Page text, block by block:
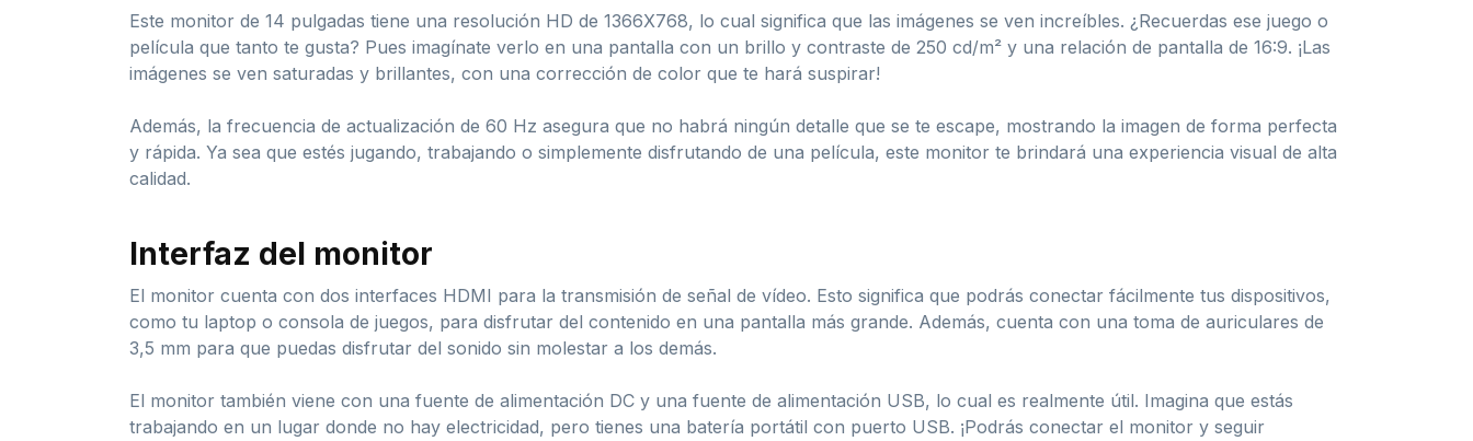
Este monitor de 14 pulgadas tiene una resolución HD de 1366X768, lo cual significa que las imágenes se ven increíbles. ¿Recuerdas ese juego o
película que tanto te gusta? Pues imagínate verlo en una pantalla con un brillo y contraste de 250 cd/m² y una relación de pantalla de 16:9. ¡Las
imágenes se ven saturadas y brillantes, con una corrección de color que te hará suspirar!
Además, la frecuencia de actualización de 60 Hz asegura que no habrá ningún detalle que se te escape, mostrando la imagen de forma perfecta
y rápida. Ya sea que estés jugando, trabajando o simplemente disfrutando de una película, este monitor te brindará una experiencia visual de alta
calidad.
Interfaz del monitor
El monitor cuenta con dos interfaces HDMI para la transmisión de señal de vídeo. Esto significa que podrás conectar fácilmente tus dispositivos,
como tu laptop o consola de juegos, para disfrutar del contenido en una pantalla más grande. Además, cuenta con una toma de auriculares de
3,5 mm para que puedas disfrutar del sonido sin molestar a los demás.
El monitor también viene con una fuente de alimentación DC y una fuente de alimentación USB, lo cual es realmente útil. Imagina que estás
trabajando en un lugar donde no hay electricidad, pero tienes una batería portátil con puerto USB. ¡Podrás conectar el monitor y seguir